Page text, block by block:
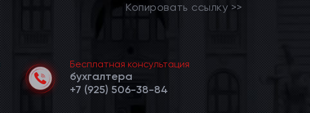
Копировать ссылку >>
Бесплатная консультация
бухгалтера
+7 (925) 506-38-84